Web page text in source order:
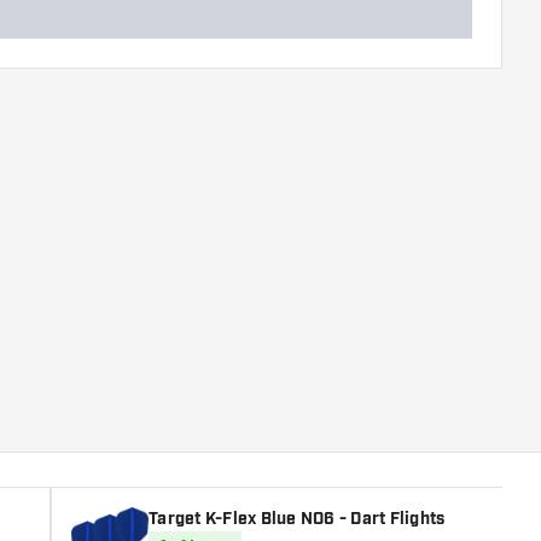
Target K-Flex Blue NO6 - Dart Flights